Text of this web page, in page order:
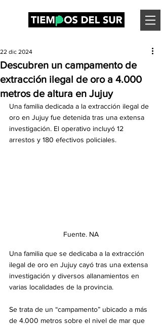
Descubren un campamento de
extracción ilegal de oro a 4.000
metros de altura en Jujuy
22 dic 2024
Una familia dedicada a la extracción ilegal de
oro en Jujuy fue detenida tras una extensa
investigación. El operativo incluyó 12
arrestos y 180 efectivos policiales.
Fuente. NA
Una familia que se dedicaba a la extracción
ilegal de oro en Jujuy cayó tras una extensa
investigación y diversos allanamientos en
varias localidades de la provincia.
Se trata de un “campamento” ubicado a más
de 4.000 metros sobre el nivel de mar que